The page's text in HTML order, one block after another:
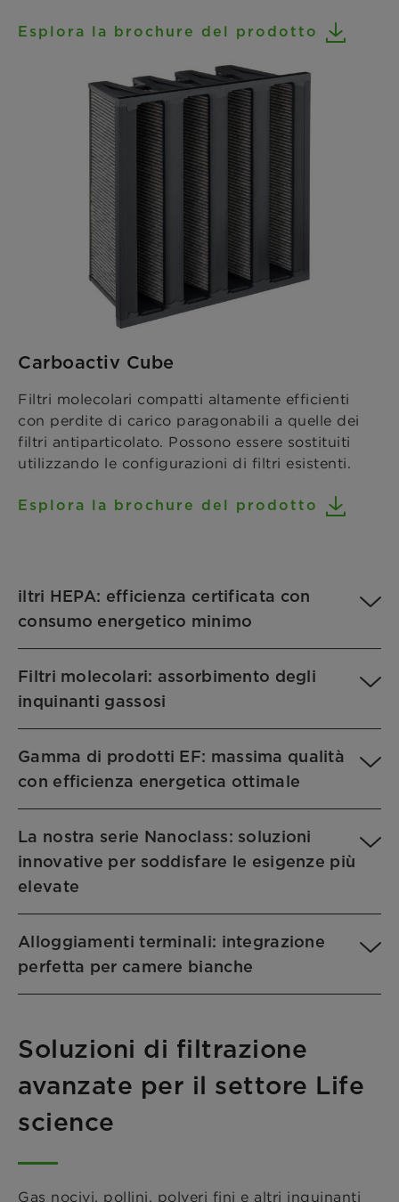
Esplora la brochure del prodotto
Carboactiv Cube
Filtri molecolari compatti altamente efficienti
con perdite di carico paragonabili a quelle dei
filtri antiparticolato. Possono essere sostituiti
utilizzando le configurazioni di filtri esistenti.
Esplora la brochure del prodotto
iltri HEPA: efficienza certificata con
consumo energetico minimo
Filtri molecolari: assorbimento degli
inquinanti gassosi
Gamma di prodotti EF: massima qualità
con efficienza energetica ottimale
La nostra serie Nanoclass: soluzioni
innovative per soddisfare le esigenze più
elevate
Alloggiamenti terminali: integrazione
perfetta per camere bianche
Soluzioni di filtrazione
avanzate per il settore Life
science
Gas nocivi, pollini, polveri fini e altri inquinanti